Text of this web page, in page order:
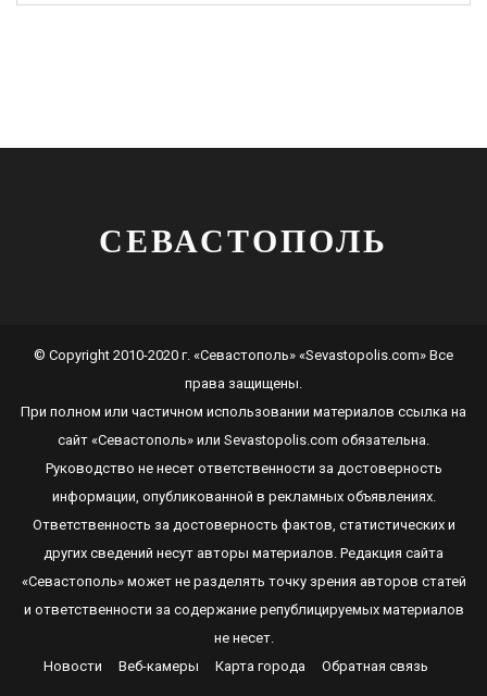
СЕВАСТОПОЛЬ
© Copyright 2010-2020 г. «Севастополь» «Sevastopolis.com» Все
права защищены.
При полном или частичном использовании материалов ссылка на
сайт «Севастополь» или Sevastopolis.com обязательна.
Руководство не несет ответственности за достоверность
информации, опубликованной в рекламных объявлениях.
Ответственность за достоверность фактов, статистических и
других сведений несут авторы материалов. Редакция сайта
«Севастополь»может не разделять точку зрения авторов статей
и ответственности за содержание републицируемых материалов
не несет.
Новости
Веб-камеры Карта города Обратная связь